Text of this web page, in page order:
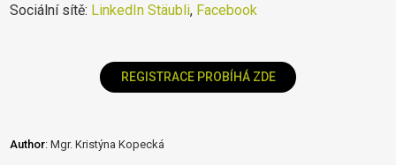
Sociální sítě: LinkedIn Stäubli, Facebook
REGISTRACE PROBÍHÁ ZDE
Author: Mgr. Kristýna Kopecká